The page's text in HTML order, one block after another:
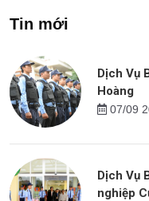
Tin mới
Dịch Vụ
Hoàng
07/09
Dịch Vụ
nghiệp